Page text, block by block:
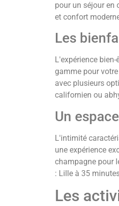
pour un séjour en
et confort
Les
L'expérience
gamme pour
avec plusieurs
californien ou
Un
L'intimité
une expérience
champagne pour
: Lille à 35
Les